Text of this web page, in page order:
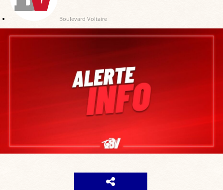
Boulevard Voltaire